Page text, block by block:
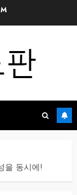
을 동시에!